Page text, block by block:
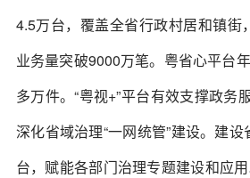
4.5万台，覆盖全省行政村居和镇街
业务量突破9000万笔。粤省心平台
多万件。“粤视+”平台有效支撑政务
深化省域治理“一网统管”建设。建设
台，赋能各部门治理专题建设和应